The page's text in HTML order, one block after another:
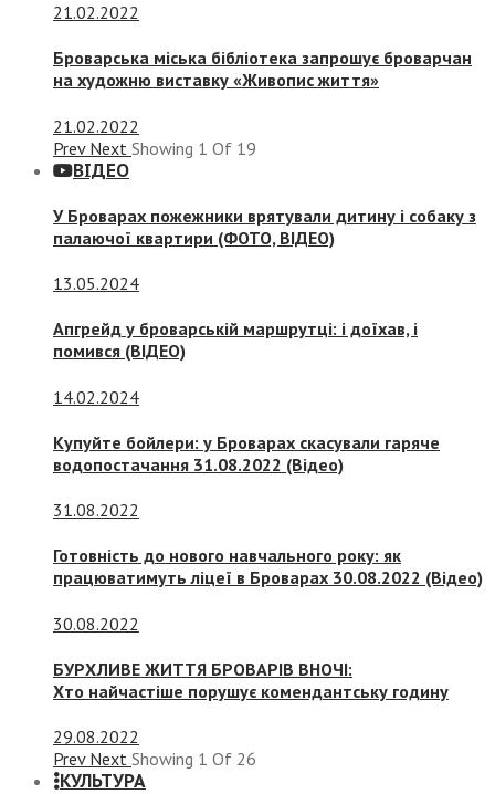
21.02.2022
Броварська міська бібліотека запрошує броварчан
на художню виставку «Живопис життя»
21.02.2022
Prev Next Showing 1 Of 19
ВІДЕО
У Броварах пожежники врятували дитину і собаку з
палаючої квартири (ФОТО, ВІДЕО)
13.05.2024
Апгрейд у броварській маршрутці: і доїхав, і
помився (ВІДЕО)
14.02.2024
Купуйте бойлери: у Броварах скасували гаряче
водопостачання 31.08.2022 (Відео)
31.08.2022
Готовність до нового навчального року: як
працюватимуть ліцеї в Броварах 30.08.2022 (Відео)
30.08.2022
БУРХЛИВЕ ЖИТТЯ БРОВАРІВ ВНОЧІ:
Хто найчастіше порушує комендантську годину
29.08.2022
Prev Next Showing 1 Of 26
КУЛЬТУРА